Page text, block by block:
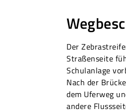
Der
Straßenseite
Schulanlage
Nach der
dem Uferweg
andere